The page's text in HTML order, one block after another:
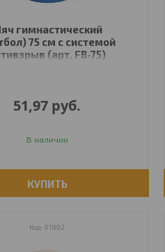
гимнастический
75 см с системой
(арт. FB-75)
51,97 руб.
В наличии
КУПИТЬ
01892